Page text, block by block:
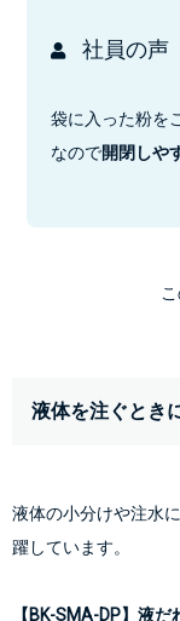
社員の声
袋に入った粉を
なので開閉しや
液体を注ぐとき
液体の小分けや注水
躍しています。
【BK-SMA-DP】液